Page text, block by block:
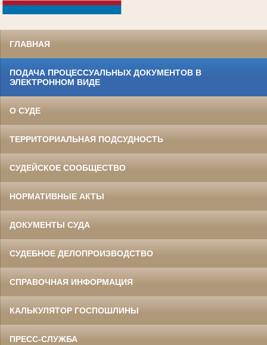
ГЛАВНАЯ
ПОДАЧА ПРОЦЕССУАЛЬНЫХ ДОКУМЕНТОВ В
ЭЛЕКТРОННОМ ВИДЕ
О СУДЕ
ТЕРРИТОРИАЛЬНАЯ ПОДСУДНОСТЬ
СУДЕЙСКОЕ СООБЩЕСТВО
НОРМАТИВНЫЕ АКТЫ
ДОКУМЕНТЫ СУДА
СУДЕБНОЕ ДЕЛОПРОИЗВОДСТВО
СПРАВОЧНАЯ ИНФОРМАЦИЯ
КАЛЬКУЛЯТОР ГОСПОШЛИНЫ
ПРЕСС-СЛУЖБА